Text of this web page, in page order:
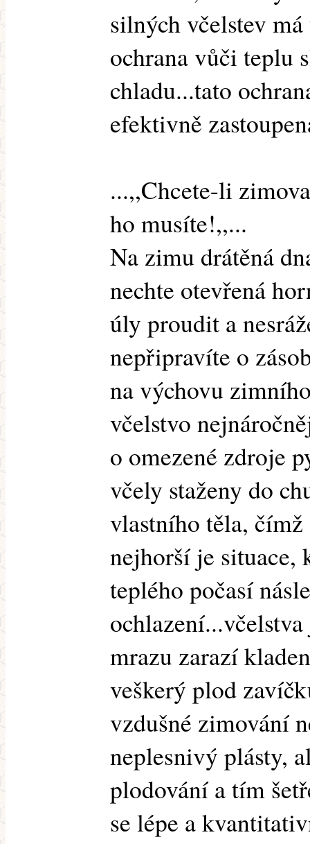
silných včelstev
ochrana vůči teplu
chladu...tato
efektivně
...,,Chcete-li
ho musíte!,,...
Na zimu drátěná
nechte otevřená
úly proudit a
nepřipravíte o
na výchovu
včelstvo
o omezené zdroje
včely staženy do
vlastního těla,
nejhorší je situace,
teplého počasí
mrazu zarazí
veškerý plod
vzdušné zimování
neplesnivý plásty,
plodování a tím
se lépe a